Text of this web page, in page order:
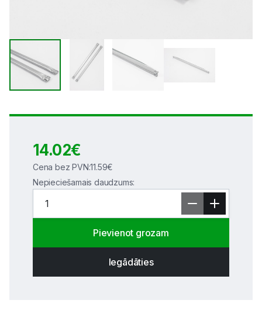
14.02€
Cena bez PVN:11.59€
Nepieciešamais daudzums:
Pievienot grozam
Iegādāties